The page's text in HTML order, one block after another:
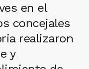
en el
concejales
realizaron
y